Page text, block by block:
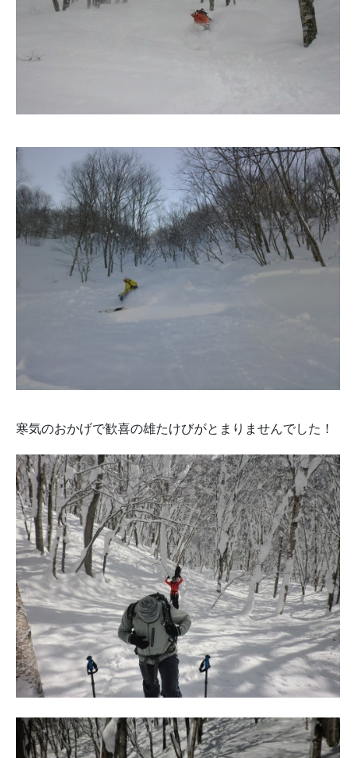
寒気のおかげで歓喜の雄たけびがとまりませんでした！